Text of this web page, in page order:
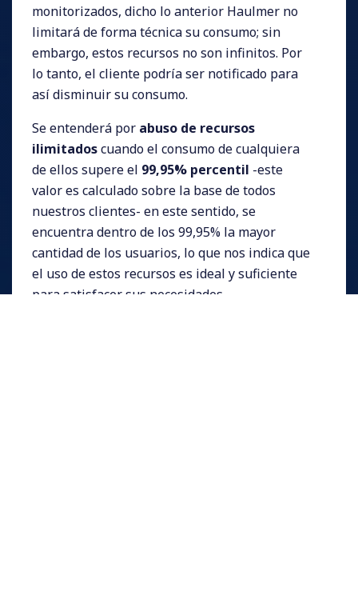
monitorizados, dicho lo anterior Haulmer no
limitará de forma técnica su consumo; sin
embargo, estos recursos no son infinitos. Por
lo tanto, el cliente podría ser notificado para
así disminuir su consumo.
Se entenderá por abuso de recursos
ilimitadoscuando el consumo de cualquiera
de ellos supere el 99,95% percentil -este
valor es calculado sobre la base de todos
nuestros clientes- en este sentido, se
encuentra dentro de los 99,95% la mayor
cantidad de los usuarios, lo que nos indica que
el uso de estos recursos es ideal y suficiente
para satisfacer sus necesidades.